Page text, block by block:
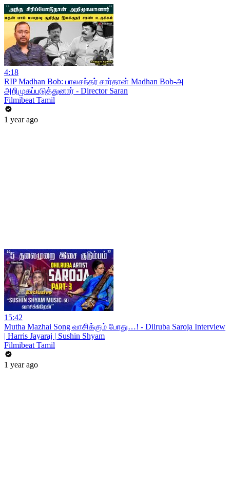
4:18
RIP Madhan Bob: பாலசந்தர் சார்தான் Madhan Bob-அ
அறிமுகப்படுத்துனார் - Director Saran
Filmibeat Tamil
1 year ago
15:42
Mutha Mazhai Song வாசிக்கும் போது…! - Dilruba Saroja Interview
| Harris Jayaraj | Sushin Shyam
Filmibeat Tamil
1 year ago